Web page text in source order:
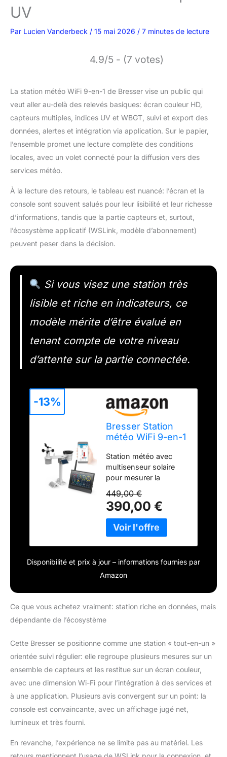
UV
Par Lucien Vanderbeck / 15 mai 2026 / 7 minutes de lecture
4.9/5 - (7 votes)
La station météo WiFi 9-en-1 de Bresser vise un public qui
veut aller au-delà des relevés basiques: écran couleur HD,
capteurs multiples, indices UV et WBGT, suivi et export des
données, alertes et intégration via application. Sur le papier,
l’ensemble promet une lecture complète des conditions
locales, avec un volet connecté pour la diffusion vers des
services météo.
À la lecture des retours, le tableau est nuancé: l’écran et la
console sont souvent salués pour leur lisibilité et leur richesse
d’informations, tandis que la partie capteurs et, surtout,
l’écosystème applicatif (WSLink, modèle d’abonnement)
peuvent peser dans la décision.
Si vous visez une station très
lisible et riche en indicateurs, ce
modèle mérite d’être évalué en
tenant compte de votre niveau
d’attente sur la partie connectée.
Bresser Station
météo WiFi 9-en-1
UV WBGT qualité
air prévisions
mémoire export
alerte gel contrôle
application
Station météo avec
multisenseur solaire
pour mesurer la
la vitesse du vent, la
direction du vent et les
précipitations Écran HD
haute résolution avec
données
météorologiques
d'œil Affichage de la
qualité de l'air avec des
et ozone pour un suivi
précis de
l'environnement
Connectivité Wi-Fi
l'exportation
automatique des
plateformes météo
comme ProWeatherLive
449,00 €
390,00 €
-13%
Disponibilité et prix à jour – informations fournies par
Amazon
Ce que vous achetez vraiment: station riche en données, mais
dépendante de l’écosystème
Cette Bresser se positionne comme une station « tout-en-un »
orientée suivi régulier: elle regroupe plusieurs mesures sur un
ensemble de capteurs et les restitue sur un écran couleur,
avec une dimension Wi-Fi pour l’intégration à des services et
à une application. Plusieurs avis convergent sur un point: la
console est convaincante, avec un affichage jugé net,
lumineux et très fourni.
En revanche, l’expérience ne se limite pas au matériel. Les